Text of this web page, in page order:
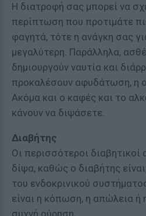
Η διατροφή σας μπορεί να
περίπτωση που προτιμάτε
φαγητά, τότε η ανάγκη σας
μεγαλύτερη. Παράλληλα,
δημιουργούν ναυτία και
προκαλέσουν αφυδάτωση, η
Ακόμα και ο καφές και το
κάνουν να διψάσετε.
Διαβήτης
Οι περισσότεροι διαβητικοί
δίψα, καθώς ο διαβήτης
του ενδοκρινικού
είναι η κόπωση, η απώλεια ή
συχνή ούρηση.